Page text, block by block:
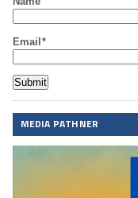
Email*
MEDIA PATHNER